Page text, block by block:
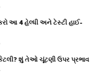
કરો આ 4 હેલ્ધી અને ટેસ્ટી હાઈ-
શું તેઓ ચૂંટણી ઉપર પ્રભાવ